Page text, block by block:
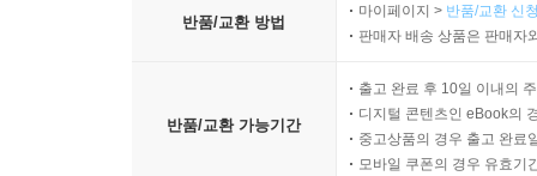
반품/교환 방법
마이페이지 > 반품/교환 신
판매자 배송 상품은 판매자
반품/교환 가능기간
출고 완료 후 10일 이내의
디지털 콘텐츠인 eBook의
중고상품의 경우 출고 완료
모바일 쿠폰의 경우 유효기